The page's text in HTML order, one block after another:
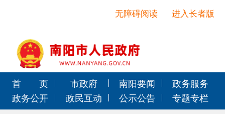
进入长者版
无障碍阅读
首 页 市政府 南阳要闻
政务服务
政务公开
政民互动 公示公告
专题专栏